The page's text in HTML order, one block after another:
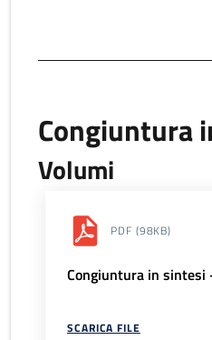
Congiuntura
Volumi
PDF (98KB)
Congiuntura in
SCARICA FILE